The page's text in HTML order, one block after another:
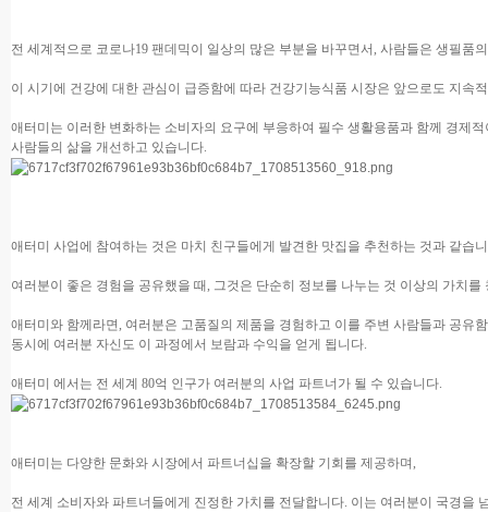
전 세계적으로 코로나19 팬데믹이 일상의 많은 부분을 바꾸면서, 사람들은 생필품
이 시기에 건강에 대한 관심이 급증함에 따라 건강기능식품 시장은 앞으로도 지속
애터미는 이러한 변화하는 소비자의 요구에 부응하여 필수 생활용품과 함께 경제
사람들의 삶을 개선하고 있습니다.
애터미 사업에 참여하는 것은 마치 친구들에게 발견한 맛집을 추천하는 것과 같습
여러분이 좋은 경험을 공유했을 때, 그것은 단순히 정보를 나누는 것 이상의 가치를
애터미와 함께라면, 여러분은 고품질의 제품을 경험하고 이를 주변 사람들과 공유
동시에 여러분 자신도 이 과정에서 보람과 수익을 얻게 됩니다.
애터미 에서는 전 세계 80억 인구가 여러분의 사업 파트너가 될 수 있습니다.
애터미는 다양한 문화와 시장에서 파트너십을 확장할 기회를 제공하며,
전 세계 소비자와 파트너들에게 진정한 가치를 전달합니다. 이는 여러분이 국경을